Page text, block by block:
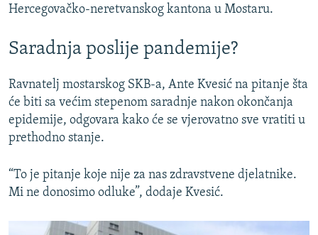
Hercegovačko-neretvanskog kantona u Mostaru.
Saradnja poslije pandemije?
Ravnatelj mostarskog SKB-a, Ante Kvesić na pitanje šta
će biti sa većim stepenom saradnje nakon okončanja
epidemije, odgovara kako će se vjerovatno sve vratiti u
prethodno stanje.
“To je pitanje koje nije za nas zdravstvene djelatnike.
Mi ne donosimo odluke”, dodaje Kvesić.